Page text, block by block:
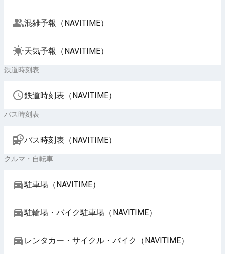
混雑予報（NAVITIME）
天気予報（NAVITIME）
鉄道時刻表
鉄道時刻表（NAVITIME）
バス時刻表
バス時刻表（NAVITIME）
クルマ・自転車
駐車場（NAVITIME）
駐輪場・バイク駐車場（NAVITIME）
レンタカー・サイクル・バイク（NAVITIME）